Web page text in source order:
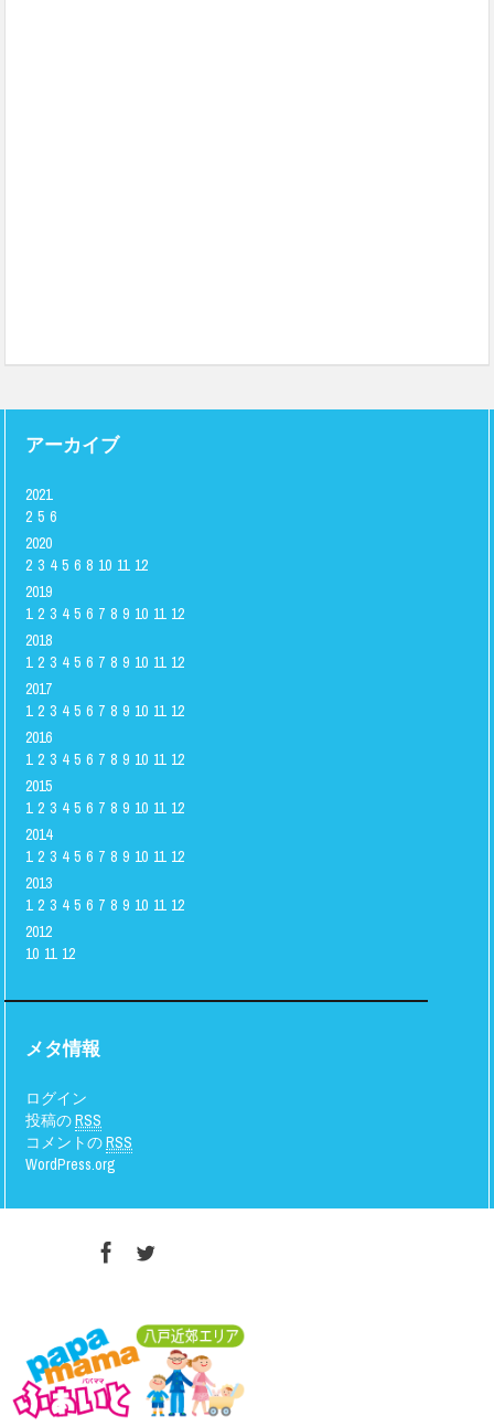
アーカイブ
2021
2 5 6
2020
2 3 4 5 6 8 10 11 12
2019
1 2 3 4 5 6 7 8 9 10 11 12
2018
1 2 3 4 5 6 7 8 9 10 11 12
2017
1 2 3 4 5 6 7 8 9 10 11 12
2016
1 2 3 4 5 6 7 8 9 10 11 12
2015
1 2 3 4 5 6 7 8 9 10 11 12
2014
1 2 3 4 5 6 7 8 9 10 11 12
2013
1 2 3 4 5 6 7 8 9 10 11 12
2012
10 11 12
メタ情報
ログイン
投稿のRSS
コメントのRSS
WordPress.org